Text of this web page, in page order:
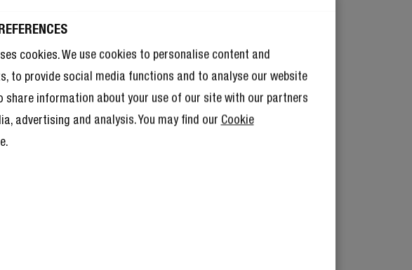
cookies. We use cookies to personalise content and
to provide social media functions and to analyse our website
share information about your use of our site with our partners
advertising and analysis. You may find our Cookie